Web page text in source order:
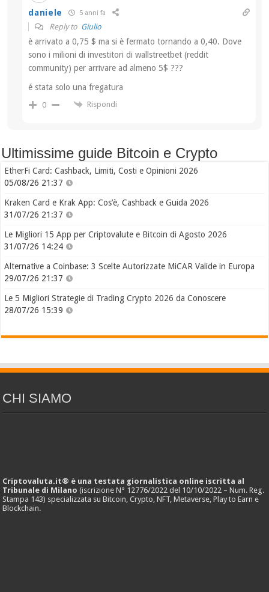
daniele 5 anni fa
Reply to Giulio
è arrivato a 0,75 $ ma si è fermato tornando a 0,40. Dove
sono i milioni di investitori di wallstreetbet (reddit
community) per arrivare ad almeno 5$ ???
é stata solo una fregatura
0 Rispondi
Ultimissime guide Bitcoin e Crypto
EtherFi Card: Cashback, Limiti, Costi e Opinioni 2026
05/08/26 21:37
Kraken Card e Krak App: Cos’è, Cashback e Guida 2026
31/07/26 21:37
Le Migliori 15 App per Criptovalute e Bitcoin di Agosto 2026
31/07/26 14:24
Alternative a Coinbase: 3 Scelte Autorizzate MiCAR Valide in Europa
29/07/26 21:37
Le 5 Migliori Strategie di Trading Crypto 2026 da Conoscere
28/07/26 15:39
CHI SIAMO
Criptovaluta.it® è una testata giornalistica online iscritta al
Tribunale di Milano (iscrizione N° 12776/2022 del 10/10/2022 – Num. Reg.
Stampa 143) specializzata su Bitcoin, Crypto, NFT, Metaverse, Play to Earn e
Blockchain.